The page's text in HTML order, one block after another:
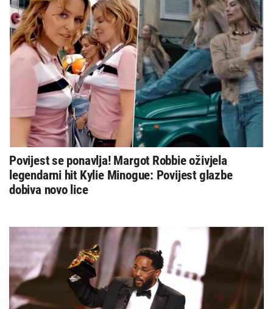
Povijest se ponavlja! Margot Robbie oživjela
legendarni hit Kylie Minogue: Povijest glazbe
dobiva novo lice